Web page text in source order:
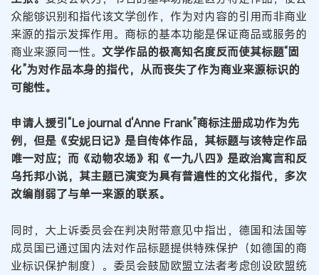
众能够识别和指代该文学创作，作为对内容的引用而非商业
来源的指示发挥作用。商标的基本功能是保证商品或服务的
商业来源同一性。 文学作品的极高知名度反而使其标题“固
化”为对作品本身的指代，从而丧失了作为商业来源标识的
可能性。
申请人援引“Le journal d'Anne Frank”商标注册成功作为先
例，但是《安妮日记》是自传体作品，其标题与该特定作品
唯一对应；而《动物农场》和《一九八四》是政治寓言和反
乌托邦小说，其主题已演变为具有普遍性的文化指代，多次
改编削弱了与单一来源的联系。
同时，大上诉委员会在判决附带意见中指出，德国和法国等
成员国已通过国内法对作品标题提供特殊保护（如德国的商
业标识保护制度）。委员会鼓励欧盟立法者考虑创设欧盟统